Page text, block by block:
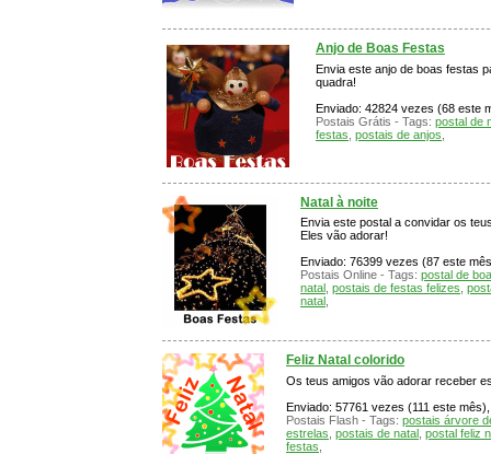
Anjo de Boas Festas
Envia este anjo de boas festas
quadra!
Enviado: 42824 vezes (68 este
Postais Grátis - Tags: postal de
festas postais de anjos
Natal à noite
Envia este postal a convidar os
Eles vão adorar!
Enviado: 76399 vezes (87 este
Postais Online - Tags: postal de
natal postais de festas felizes
natal
Feliz Natal colorido
Os teus amigos vão adorar receber
Enviado: 57761 vezes (111 este
Postais Flash - Tags: postais árvore
estrelas postais de natal postal feliz
festas